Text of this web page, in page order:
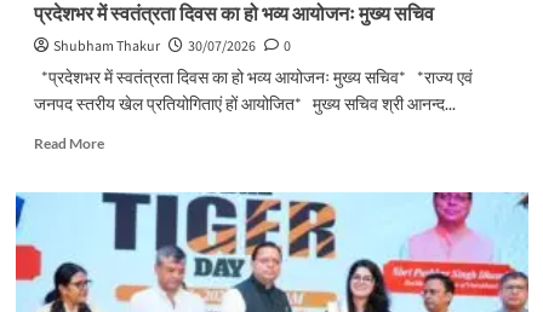
प्रदेशभर में स्वतंत्रता दिवस का हो भव्य आयोजनः मुख्य सचिव
Shubham Thakur 30/07/2026
0
*प्रदेशभर में स्वतंत्रता दिवस का हो भव्य आयोजनः मुख्य सचिव* *राज्य एवं
जनपद स्तरीय खेल प्रतियोगिताएं हों आयोजित* मुख्य सचिव श्री आनन्द...
Read MoreRead
प्रदेशभर
स्वतंत्रता
का